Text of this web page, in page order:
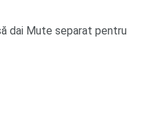
dai Mute separat pentru